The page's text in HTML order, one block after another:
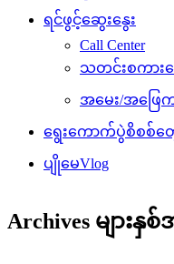
ရင်ဖွင့်ဆွေးနွေး
Call Center
သတင်းစကားပ
အမေး/အဖြေ
ရွေးကောက်ပွဲစိစစ်တွေ့
ပျိုမေVlog
Archives များ